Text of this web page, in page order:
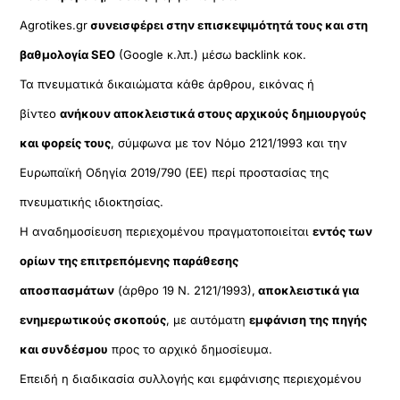
Agrotikes.grσυνεισφέρει στην επισκεψιμότητά τους και στη
βαθμολογία SEO (Google κ.λπ.) μέσω backlink κοκ.
Τα πνευματικά δικαιώματα κάθε άρθρου, εικόνας ή
βίντεοανήκουν αποκλειστικά στους αρχικούς δημιουργούς
και φορείς τους, σύμφωνα με τον Νόμο 2121/1993 και την
Ευρωπαϊκή Οδηγία 2019/790 (ΕΕ) περί προστασίας της
πνευματικής ιδιοκτησίας.
Η αναδημοσίευση περιεχομένου πραγματοποιείταιεντός των
ορίων της επιτρεπόμενης παράθεσης
αποσπασμάτων (άρθρο 19 Ν. 2121/1993), αποκλειστικά για
ενημερωτικούς σκοπούς, με αυτόματηεμφάνιση της πηγής
και συνδέσμου προς το αρχικό δημοσίευμα.
Επειδή η διαδικασία συλλογής και εμφάνισης περιεχομένου